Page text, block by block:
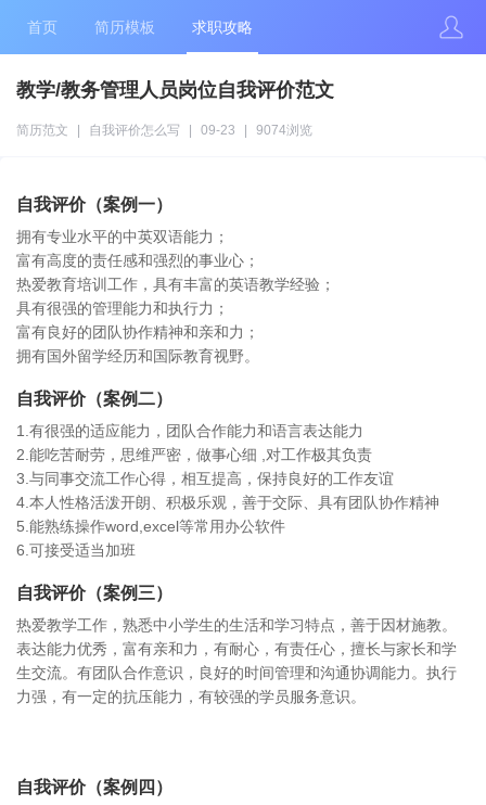
首页 简历模板 求职攻略
教学/教务管理人员岗位自我评价范文
简历范文 自我评价怎么写 09-23 9074浏览
自我评价（案例一）
拥有专业水平的中英双语能力；
富有高度的责任感和强烈的事业心；
热爱教育培训工作，具有丰富的英语教学经验；
具有很强的管理能力和执行力；
富有良好的团队协作精神和亲和力；
拥有国外留学经历和国际教育视野。
自我评价（案例二）
1.有很强的适应能力，团队合作能力和语言表达能力
2.能吃苦耐劳，思维严密，做事心细 ,对工作极其负责
3.与同事交流工作心得，相互提高，保持良好的工作友谊
4.本人性格活泼开朗、积极乐观，善于交际、具有团队协作精神
5.能熟练操作word,excel等常用办公软件
6.可接受适当加班
自我评价（案例三）
热爱教学工作，熟悉中小学生的生活和学习特点，善于因材施教。
表达能力优秀，富有亲和力，有耐心，有责任心，擅长与家长和学
生交流。有团队合作意识，良好的时间管理和沟通协调能力。执行
力强，有一定的抗压能力，有较强的学员服务意识。
自我评价（案例四）